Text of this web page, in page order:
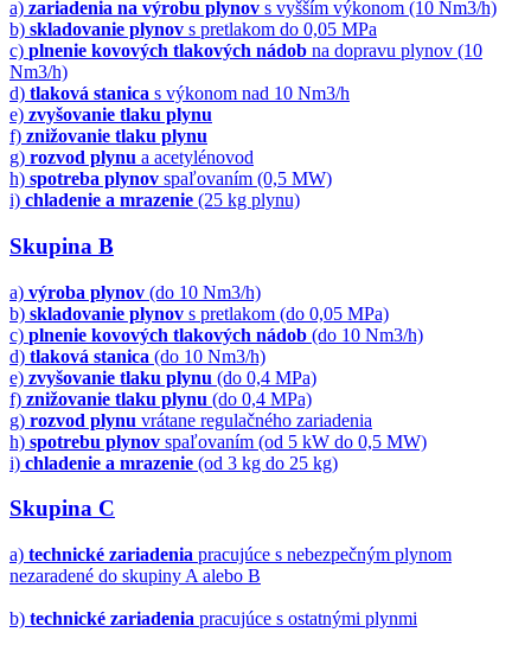
a) zariadenia na výrobu plynov s vyšším výkonom (10 Nm3/h)
b) skladovanie plynov s pretlakom do 0,05 MPa
c) plnenie kovových tlakových nádob na dopravu plynov (10
Nm3/h)
d) tlaková stanica s výkonom nad 10 Nm3/h
e) zvyšovanie tlaku plynu
f) znižovanie tlaku plynu
g) rozvod plynu a acetylénovod
h) spotreba plynov spaľovaním (0,5 MW)
i) chladenie a mrazenie (25 kg plynu)
Skupina B
a) výroba plynov (do 10 Nm3/h)
b) skladovanie plynov s pretlakom (do 0,05 MPa)
c) plnenie kovových tlakových nádob (do 10 Nm3/h)
d) tlaková stanica (do 10 Nm3/h)
e) zvyšovanie tlaku plynu (do 0,4 MPa)
f) znižovanie tlaku plynu (do 0,4 MPa)
g) rozvod plynu vrátane regulačného zariadenia
h) spotrebu plynov spaľovaním (od 5 kW do 0,5 MW)
i) chladenie a mrazenie (od 3 kg do 25 kg)
Skupina C
a) technické zariadenia pracujúce s nebezpečným plynom
nezaradené do skupiny A alebo B
b) technické zariadenia pracujúce s ostatnými plynmi